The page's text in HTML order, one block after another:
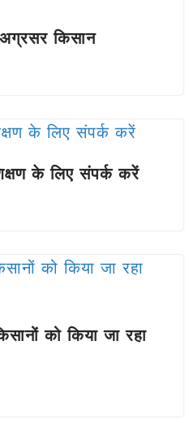
किसान
के लिए संपर्क करें
को किया जा रहा